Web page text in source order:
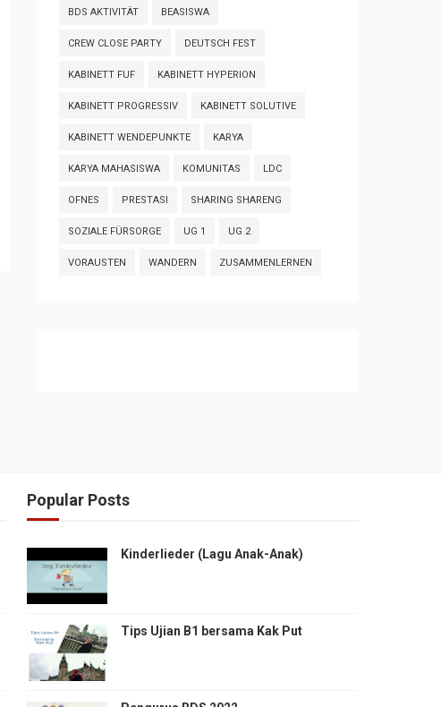
BDS AKTIVITÄT BEASISWA
CREW CLOSE PARTY DEUTSCH FEST
KABINETT FUF KABINETT HYPERION
KABINETT PROGRESSIV KABINETT SOLUTIVE
KABINETT WENDEPUNKTE KARYA
KARYA MAHASISWA KOMUNITAS LDC
OFNES PRESTASI SHARING SHARENG
SOZIALE FÜRSORGE UG 1 UG 2
VORAUSTEN WANDERN ZUSAMMENLERNEN
Popular Posts
Kinderlieder (Lagu Anak-Anak)
Tips Ujian B1 bersama Kak Put